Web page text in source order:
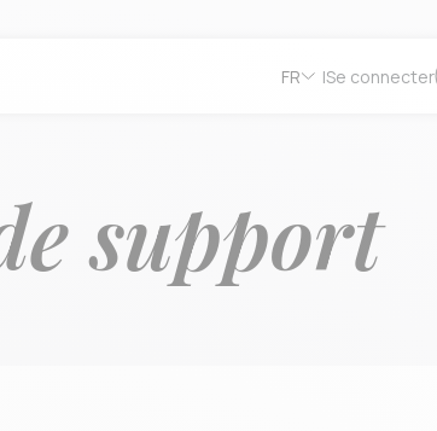
FR |Se connecter
support